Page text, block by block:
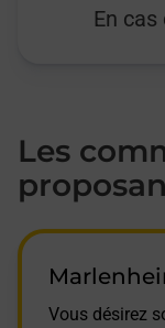
En
Les
Vous désirez